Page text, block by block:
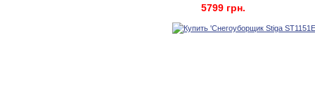
5799 грн.